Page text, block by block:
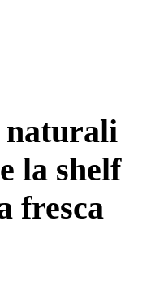
la shelf
fresca